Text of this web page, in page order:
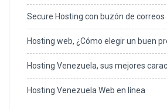
Secure Hosting con buzón de correos
Hosting web, ¿Cómo elegir un buen
Hosting Venezuela, sus mejores
Hosting Venezuela Web en línea